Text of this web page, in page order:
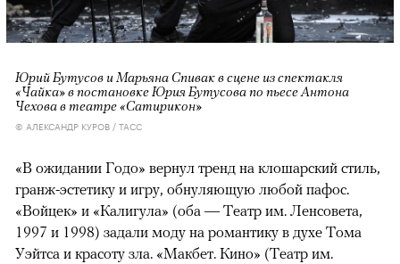
Юрий Бутусов и Марьяна Спивак в сцене из спектакля
«Чайка» в постановке Юрия Бутусова по пьесе Антона
Чехова в театре «Сатирикон»
© АЛЕКСАНДР КУРОВ / ТАСС
«В ожидании Годо» вернул тренд на клошарский стиль,
гранж-эстетику и игру, обнуляющую любой пафос.
«Войцек» и «Калигула» (оба — Театр им. Ленсовета,
1997 и 1998) задали моду на романтику в духе Тома
Уэйтса и красоту зла. «Макбет. Кино» (Театр им.